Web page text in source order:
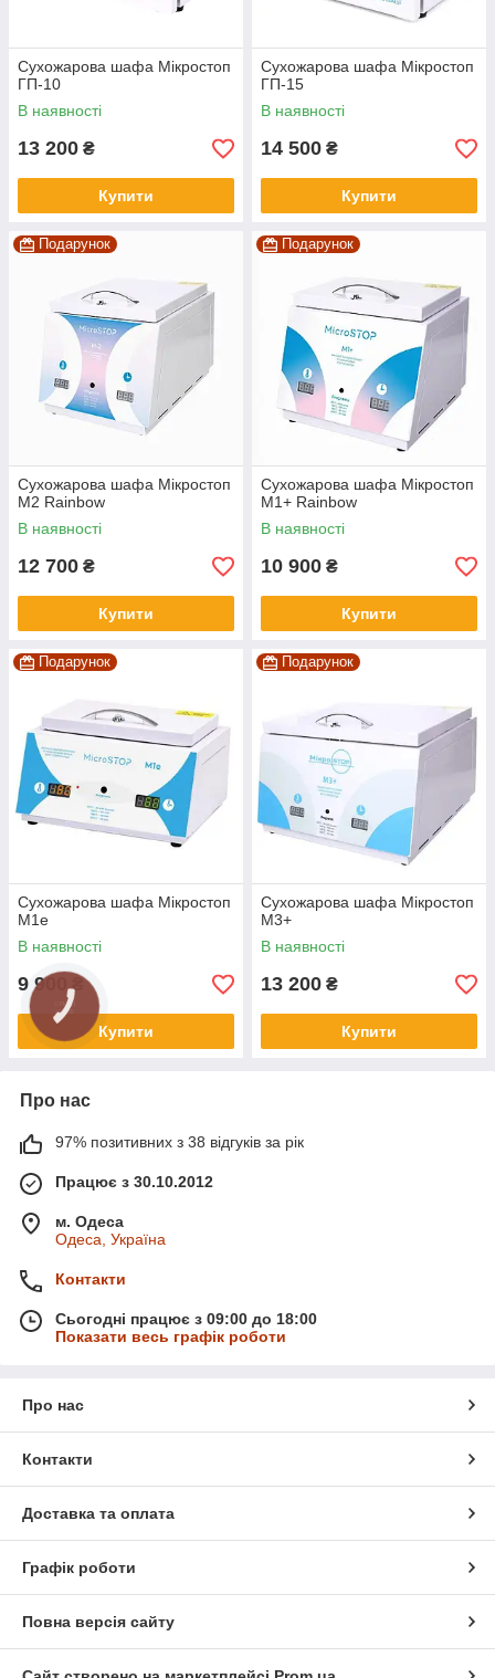
Сухожарова шафа Мікростоп
ГП-10
В наявності
13 200 ₴
Купити
Сухожарова шафа Мікростоп
ГП-15
В наявності
14 500 ₴
Купити
Подарунок
Сухожарова шафа Мікростоп
М2 Rainbow
В наявності
12 700 ₴
Купити
Подарунок
Сухожарова шафа Мікростоп
М1+ Rainbow
В наявності
10 900 ₴
Купити
Подарунок
Сухожарова шафа Мікростоп
М1е
В наявності
9 900 ₴
Купити
Подарунок
Сухожарова шафа Мікростоп
М3+
В наявності
13 200 ₴
Купити
Про нас
97% позитивних з 38 відгуків за рік
Працює з 30.10.2012
м. Одеса
Одеса, Україна
Контакти
Сьогодні працює з 09:00 до 18:00
Показати весь графік роботи
Про нас
Контакти
Доставка та оплата
Графік роботи
Повна версія сайту